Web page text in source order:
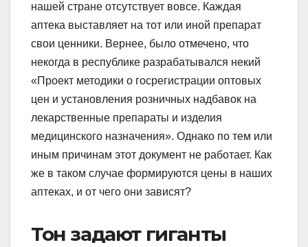
нашей стране отсутствует вовсе. Каждая
аптека выставляет на тот или иной препарат
свои ценники. Вернее, было отмечено, что
некогда в республике разрабатывался некий
«Проект методики о госрегистрации оптовых
цен и установления розничных надбавок на
лекарственные препараты и изделия
медицинского назначения». Однако по тем или
иным причинам этот документ не работает. Как
же в таком случае формируются цены в наших
аптеках, и от чего они зависят?
Тон задают гиганты